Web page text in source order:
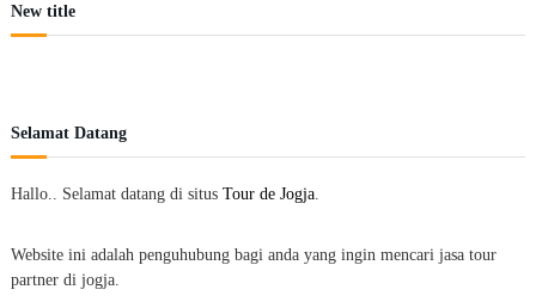
New title
Selamat Datang
Hallo.. Selamat datang di situs Tour de Jogja.
Website ini adalah penguhubung bagi anda yang ingin mencari jasa tour
partner di jogja.